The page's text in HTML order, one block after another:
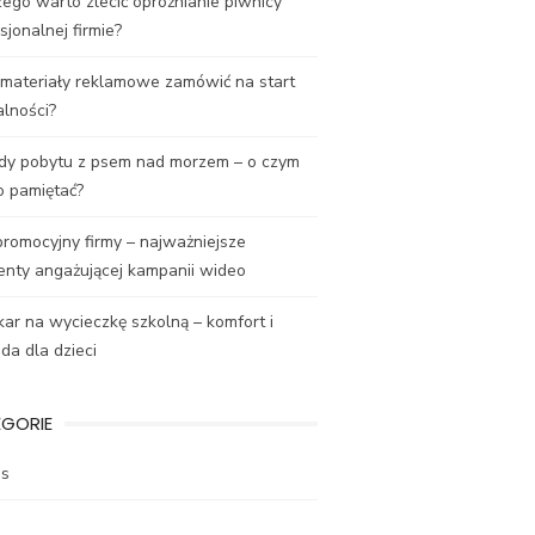
firmie?
reklamowe zamówić na start
pobytu z psem nad morzem – o czym
pamiętać?
firmy – najważniejsze
angażującej kampanii wideo
na wycieczkę szkolną – komfort i
dla dzieci